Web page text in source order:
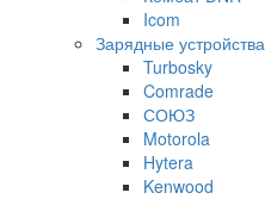
Icom
Зарядные устройства
Turbosky
Comrade
СОЮЗ
Motorola
Hytera
Kenwood